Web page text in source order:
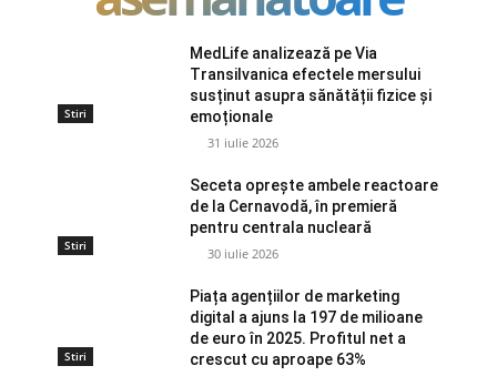
Stiri
MedLife analizează pe Via
Transilvanica efectele mersului
susținut asupra sănătății fizice și
emoționale
31 iulie 2026
Stiri
Seceta oprește ambele reactoare
de la Cernavodă, în premieră
pentru centrala nucleară
30 iulie 2026
Stiri
Piața agențiilor de marketing
digital a ajuns la 197 de milioane
de euro în 2025. Profitul net a
crescut cu aproape 63%